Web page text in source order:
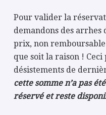
Pour valider la
demandons des arrhes
prix, non
que soit la raison !
désistements de
cette somme n’a pas
réservé et reste